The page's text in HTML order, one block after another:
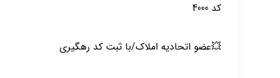
کد 4000
💥عضو اتحادیه املاک/با ثبت کد رهگیری